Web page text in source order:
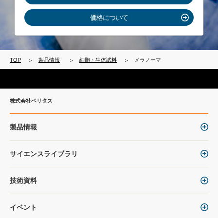
価格について
TOP 製品情報 細胞・生体試料 メラノーマ
株式会社ベリタス
製品情報
サイエンスライブラリ
技術資料
イベント